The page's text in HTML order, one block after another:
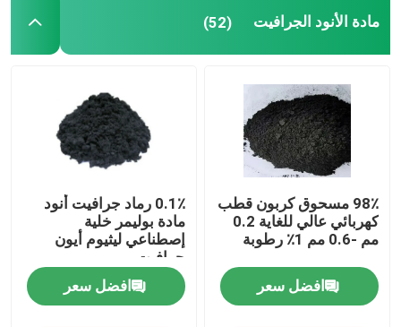
المواد الخام الجرافيت
فليك الجرافيت الطبيعي
فحم الكوك الجرافيت البترولي
مادة الأنود الجرافيت
فحم الكوك البترولي المكلس
مادة الأنود الجرافيت (52)
98٪ مسحوق كربون قطب
كهربائي عالي للغاية 0.2
مم -0.6 مم 1٪ رطوبة
افضل سعر
0.1٪ رماد جرافيت أنود
مادة بوليمر خلية
إصطناعي ليثيوم أيون
جرافيت
افضل سعر